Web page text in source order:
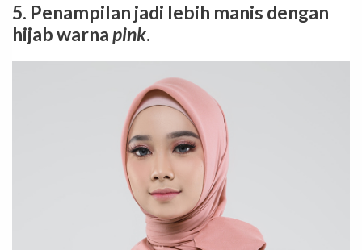
5. Penampilan jadi lebih manis dengan
hijab warnapink.